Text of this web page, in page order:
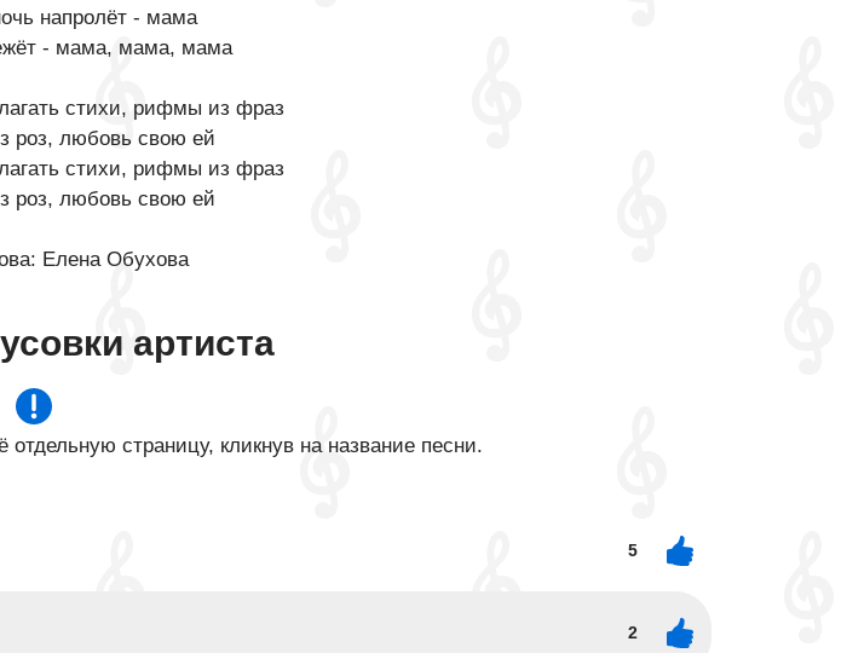
напролёт - мама
- мама, мама, мама
стихи, рифмы из фраз
роз, любовь свою ей
стихи, рифмы из фраз
роз, любовь свою ей
Елена Обухова
артиста
страницу, кликнув на название песни.
5
2